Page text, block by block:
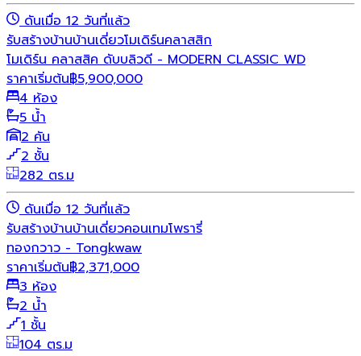
ดันเมื่อ 12 วันที่แล้ว
รับสร้างบ้านบ้านเดี่ยวโมเดิร์นคลาสสิก
โมเดิร์น คลาสสิค ดับบลิวดี - MODERN CLASSIC WD
ราคาเริ่มต้น฿5,900,000
4 ห้อง
5 น้ำ
2 คัน
2 ชั้น
282 ตร.ม
ดันเมื่อ 12 วันที่แล้ว
รับสร้างบ้านบ้านเดี่ยวคอนเทมโพรารี่
ทองกวาว - Tongkwaw
ราคาเริ่มต้น฿2,371,000
3 ห้อง
2 น้ำ
1 ชั้น
104 ตร.ม